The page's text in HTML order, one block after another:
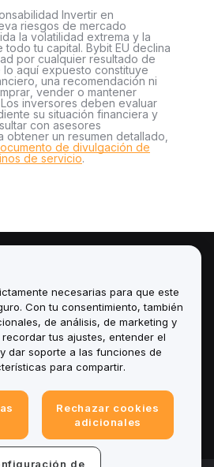
Invertir en
riesgos de mercado
la volatilidad extrema y la
tu capital. Bybit EU declina
por cualquier resultado de
lo aquí expuesto constituye
una recomendación ni
vender o mantener
inversores deben evaluar
su situación financiera y
con asesores
obtener un resumen detallado,
de divulgación de
de servicio.
necesarias para que este
Con tu consentimiento, también
de análisis, de marketing y
tus ajustes, entender el
dar soporte a las funciones de
para compartir.
Rechazar cookies
adicionales
de